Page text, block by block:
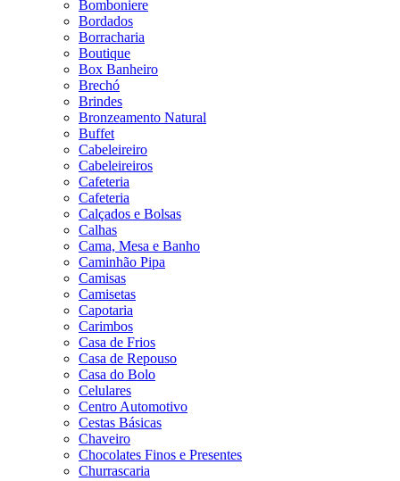
Bomboniere
Bordados
Borracharia
Boutique
Box Banheiro
Brechó
Brindes
Bronzeamento Natural
Buffet
Cabeleireiro
Cabeleireiros
Cafeteria
Cafeteria
Calçados e Bolsas
Calhas
Cama, Mesa e Banho
Caminhão Pipa
Camisas
Camisetas
Capotaria
Carimbos
Casa de Frios
Casa de Repouso
Casa do Bolo
Celulares
Centro Automotivo
Cestas Básicas
Chaveiro
Chocolates Finos e Presentes
Churrascaria